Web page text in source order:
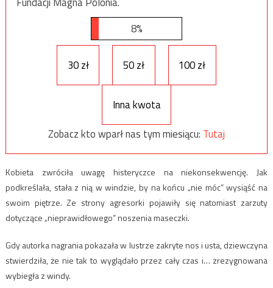
8%
30 zł 50 zł 100 zł
Inna kwota
Zobacz kto wparł nas tym miesiącu: Tutaj
Kobieta zwróciła uwagę histeryczce na niekonsekwencję. Jak
podkreślała, stała z nią w windzie, by na końcu „nie móc” wysiąść na
swoim piętrze. Ze strony agresorki pojawiły się natomiast zarzuty
dotyczące „nieprawidłowego” noszenia maseczki.
Gdy autorka nagrania pokazała w lustrze zakryte nos i usta, dziewczyna
stwierdziła, że nie tak to wyglądało przez cały czas i… zrezygnowana
wybiegła z windy.